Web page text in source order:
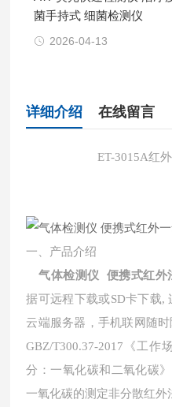
菌手持式 细菌检测仪
2026-04-13
详细介绍 在线留言
ET-3015A红
一、 产品介绍
气体检测仪 便携式红外
据可远程下载或SD卡下载,
云端服务器，手机联网随
GBZ/T300.37-2017《工作
分：一氧化碳和二氧化碳
一氧化碳的测定非分散红